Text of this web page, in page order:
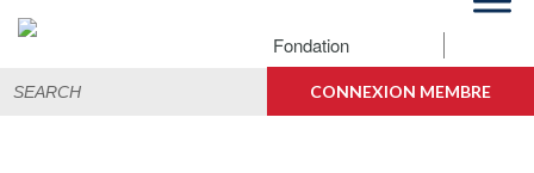
Skip
navigation
Skip
content
Skip
for: CONNEXION MEMBRE
Fondation